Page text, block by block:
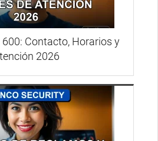
Contacto, Horarios y
2026